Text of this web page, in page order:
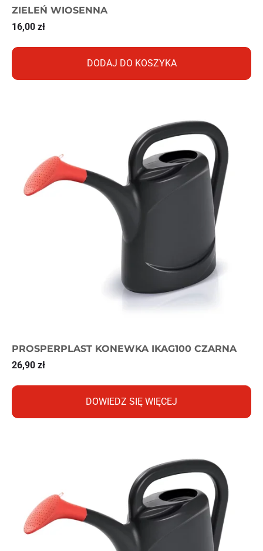
ZIELEŃ WIOSENNA
16,00 zł
DODAJ DO KOSZYKA
PROSPERPLAST KONEWKA IKAG100 CZARNA
26,90 zł
DOWIEDZ SIĘ WIĘCEJ